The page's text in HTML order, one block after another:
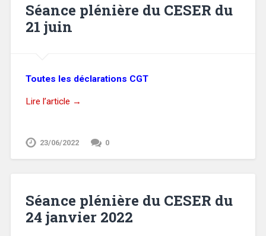
Séance plénière du CESER du
21 juin
Toutes les déclarations CGT
Lire l’article →
23/06/2022 0
Séance plénière du CESER du
24 janvier 2022